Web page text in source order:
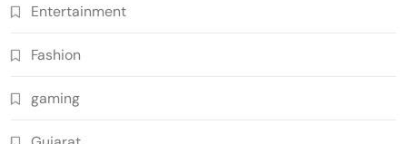
Entertainment
Fashion
gaming